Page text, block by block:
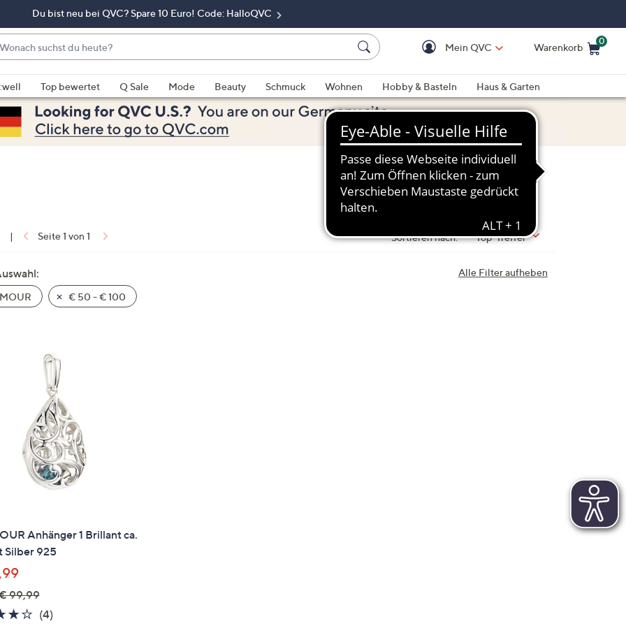
Du bist neu bei QVC? Spare 10 Euro! Code: HalloQVC
Mein QVC Warenkorb
0
Top bewertet Q Sale Mode Beauty Schmuck Wohnen Hobby & Basteln
Haus & Garten
| Seite 1 von 1 Sortieren nach: Top-Treffer
Alle Filter aufheben
€ 50 - € 100
Anhänger 1 Brillant ca.
Silber 925
99,99
3.8
(4)4